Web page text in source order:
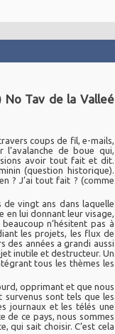
No Tav de la Valleé
coups de fil, e-mails,
de boue qui,
avoir tout fait et dit.
(question historique).
? J’ai tout fait ? (comme
de vingt ans dans laquelle
en lui donnant leur visage,
n’hésitent pas à
les projets, les flux de
des années a grandi aussi
inutile et destructeur. Un
tous les thèmes les
opprimant et que nous
sont tels que les
journaux et les télés une
de ce pays, nous sommes
qui sait choisir. C’est cela